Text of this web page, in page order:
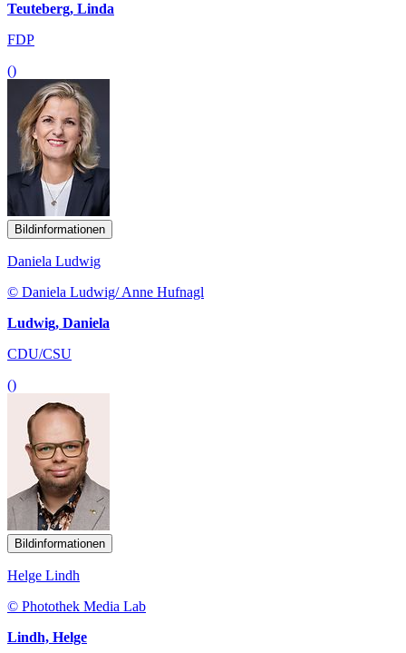
Teuteberg, Linda
FDP
()
Bildinformationen
Daniela Ludwig
© Daniela Ludwig/ Anne Hufnagl
Ludwig, Daniela
CDU/CSU
()
Bildinformationen
Helge Lindh
© Photothek Media Lab
Lindh, Helge